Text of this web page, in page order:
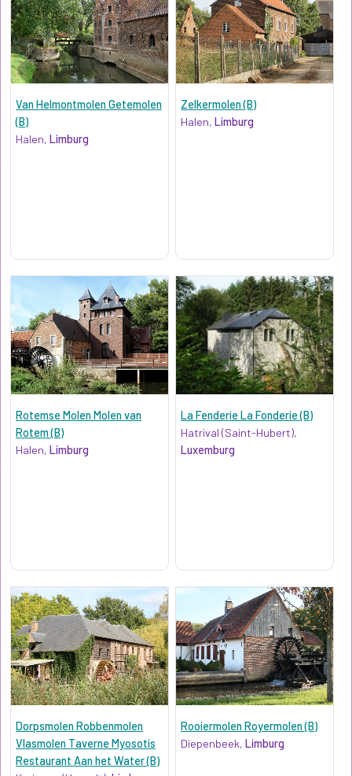
Van Helmontmolen Getemolen
(B)
Halen, Limburg
Zelkermolen (B)
Halen,Limburg
Rotemse Molen Molen van
Rotem (B)
Halen, Limburg
La Fenderie La Fonderie (B)
Hatrival (Saint-Hubert),
Luxemburg
Dorpsmolen Robbenmolen
Vlasmolen Taverne Myosotis
Restaurant Aan het Water (B)
Rooiermolen Royermolen (B)
Diepenbeek,Limburg